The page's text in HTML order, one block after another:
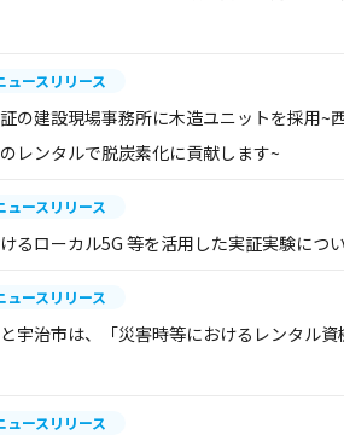
ュースリリース
の建設現場事務所に木造ユニットを採用~
レンタルで脱炭素化に貢献します~
ュースリリース
るローカル5G 等を活用した実証実験につ
ュースリリース
宇治市は、「災害時等におけるレンタル
ュースリリース